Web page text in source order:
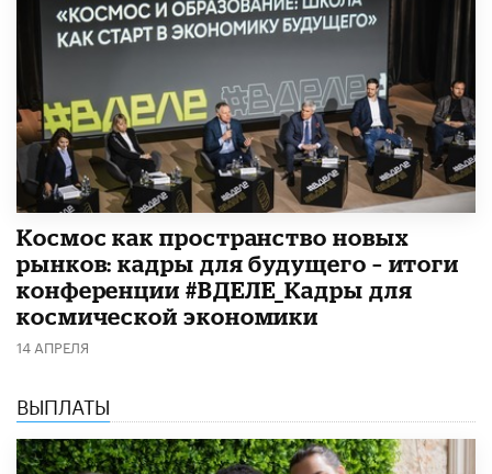
Космос как пространство новых
рынков: кадры для будущего – итоги
конференции #ВДЕЛЕ_Кадры для
космической экономики
14 АПРЕЛЯ
ВЫПЛАТЫ